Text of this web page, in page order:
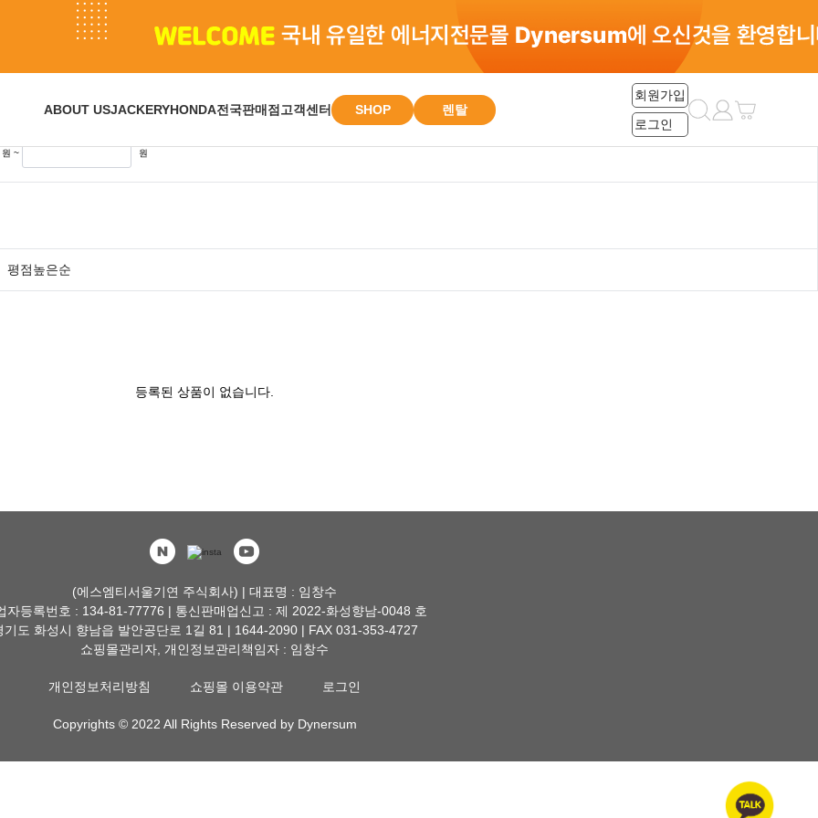
ABOUT USJACKERYHONDA전국판매점 고객센터 SHOP 렌탈
회원가입
로그인
총 0건
원 ~ 원
평점높은순
등록된 상품이 없습니다.
(에스엠티서울기연 주식회사) | 대표명 : 임창수
자등록번호 : 134-81-77776 | 통신판매업신고 : 제 2022-화성향남-0048 호
기도 화성시 향남읍 발안공단로 1길 81 | 1644-2090 | FAX 031-353-4727
쇼핑몰관리자, 개인정보관리책임자 : 임창수
개인정보처리방침 쇼핑몰 이용약관 로그인
Copyrights © 2022 All Rights Reserved by Dynersum